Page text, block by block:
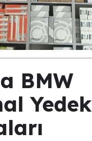
BMW
Yedek